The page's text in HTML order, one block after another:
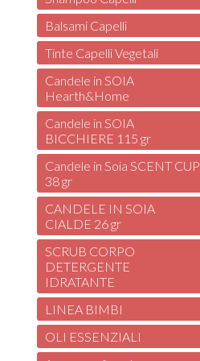
Balsami Capelli
Tinte Capelli Vegetali
Candele in SOIA
Hearth&Home
Candele in SOIA
BICCHIERE 115 gr
Candele in Soia SCENT CUP
38 gr
CANDELE IN SOIA
CIALDE 26 gr
SCRUB CORPO
DETERGENTE
IDRATANTE
LINEA BIMBI
OLI ESSENZIALI